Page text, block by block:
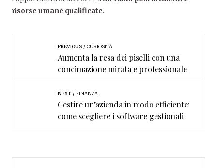
risorse umane qualificate.
PREVIOUS CURIOSITÀ
Aumenta la resa dei piselli con una
concimazione mirata e professionale
NEXT FINANZA
Gestire un’azienda in modo efficiente:
come scegliere i software gestionali